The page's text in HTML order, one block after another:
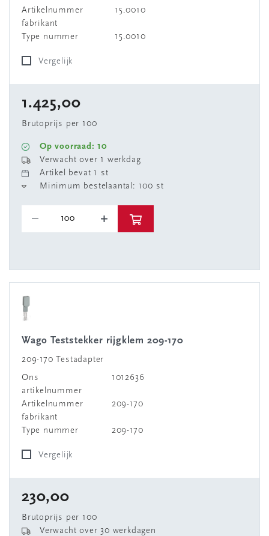
Artikelnummer
fabrikant
15.0010
Type nummer 15.0010
Vergelijk
1.425,00
Brutoprijs per 100
Op voorraad: 10
Verwacht over 1 werkdag
Artikel bevat 1 st
Minimum bestelaantal: 100 st
Wago Teststekker rijgklem 209-170
209-170 Testadapter
Ons
artikelnummer
1012636
Artikelnummer
fabrikant
209-170
Type nummer 209-170
Vergelijk
230,00
Brutoprijs per 100
Verwacht over 30 werkdagen